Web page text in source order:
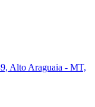
Alto Araguaia - MT,